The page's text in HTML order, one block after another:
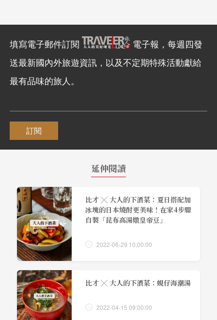
填寫電子郵件訂閱
電子報，每週四發
送最新國內外旅遊資訊，以及不定期特殊活動獻給
最有品味的旅人。
訂閱
延伸閱讀
比才 ╳ 大人的下酒菜：夏日搭配加
冰塊的日本燒酎更美味！在家4步驟
自製「昆布高湯燉皇帝豆」
2022-06-29 10:00:00
比才 ╳ 大人的下酒菜：蜆仔海潮湯
2022-04-15 09:00:00